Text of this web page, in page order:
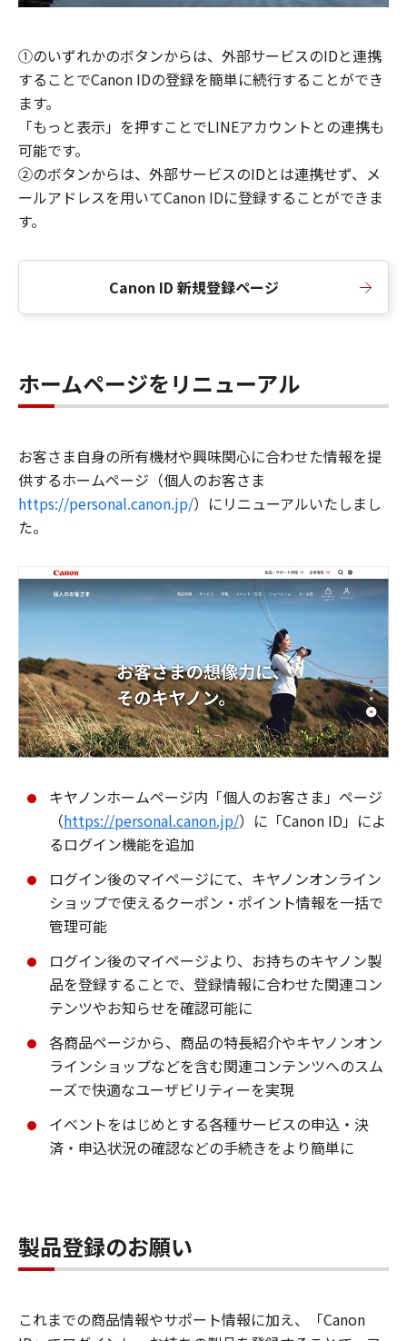
①のいずれかのボタンからは、外部サービスのIDと連携
することでCanon IDの登録を簡単に続行することができ
ます。
「もっと表示」を押すことでLINEアカウントとの連携も
可能です。
②のボタンからは、外部サービスのIDとは連携せず、メ
ールアドレスを用いてCanon IDに登録することができま
す。
Canon ID 新規登録ページ
ホームページをリニューアル
お客さま自身の所有機材や興味関心に合わせた情報を提
供するホームページ（個人のお客さま
https://personal.canon.jp/）にリニューアルいたしまし
た。
キヤノンホームページ内「個人のお客さま」ページ
（https://personal.canon.jp/）に「Canon ID」によ
るログイン機能を追加
ログイン後のマイページにて、キヤノンオンライン
ショップで使えるクーポン・ポイント情報を一括で
管理可能
ログイン後のマイページより、お持ちのキヤノン製
品を登録することで、登録情報に合わせた関連コン
テンツやお知らせを確認可能に
各商品ページから、商品の特長紹介やキヤノンオン
ラインショップなどを含む関連コンテンツへのスム
ーズで快適なユーザビリティーを実現
イベントをはじめとする各種サービスの申込・決
済・申込状況の確認などの手続きをより簡単に
製品登録のお願い
これまでの商品情報やサポート情報に加え、「Canon